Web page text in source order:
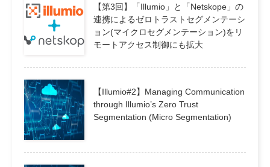
【第3回】「Illumio」と「Netskope」の
連携によるゼロトラストセグメンテーシ
ョン(マイクロセグメンテーション)をリ
モートアクセス制御にも拡大
【Illumio#2】Managing Communication
through Illumio’s Zero Trust
Segmentation (Micro Segmentation)